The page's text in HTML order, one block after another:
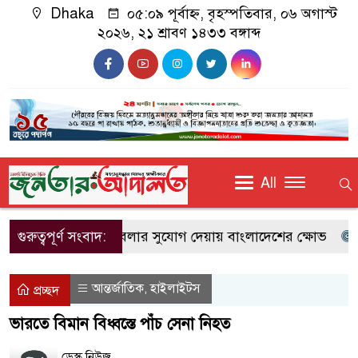
Dhaka
০৫:০৯ পূর্বাহ্ন, বৃহস্পতিবার, ০৬ অগাস্ট
২০২৬, ২১ শ্রাবণ ১৪৩৩ বঙ্গাব্দ
All
গুরুত্বপূর্ণ সংবাদ:
হাসিনাকে কথা বলার সুযোগ দেয়ায় বাংলাদেশের ক্ষোভ
প্রচ্ছদ আন্তর্জাতিক,হাইলাইটস
ভারতে বিমান বিধ্বস্তে পাঁচ সেনা নিহত